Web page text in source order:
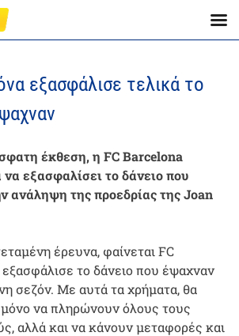
εξασφάλισε τελικά το
έκθεση, η FC Barcelona
εξασφαλίσει το δάνειο που
ανάληψη της προεδρίας της Joan
έρευνα, φαίνεται FC
το δάνειο που έψαχναν
σεζόν. Με αυτά τα χρήματα, θα
μόνο να πληρώνουν όλους τους
αλλά και να κάνουν μεταφορές και